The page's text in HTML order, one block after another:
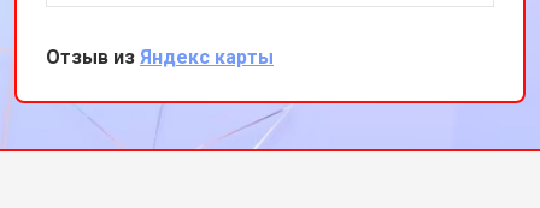
используя оригинальные запчасти. Я остался
доволен оперативностью и качеством
работы. Теперь мой тепловизор работает
идеально. Спасибо за вашу
профессиональную помощь!
Отзыв из Яндекс карты